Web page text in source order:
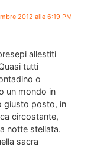
2012 alle 6:19 PM
allestiti
tutti
o
un mondo in
giusto posto, in
circostante,
notte stellata.
sacra